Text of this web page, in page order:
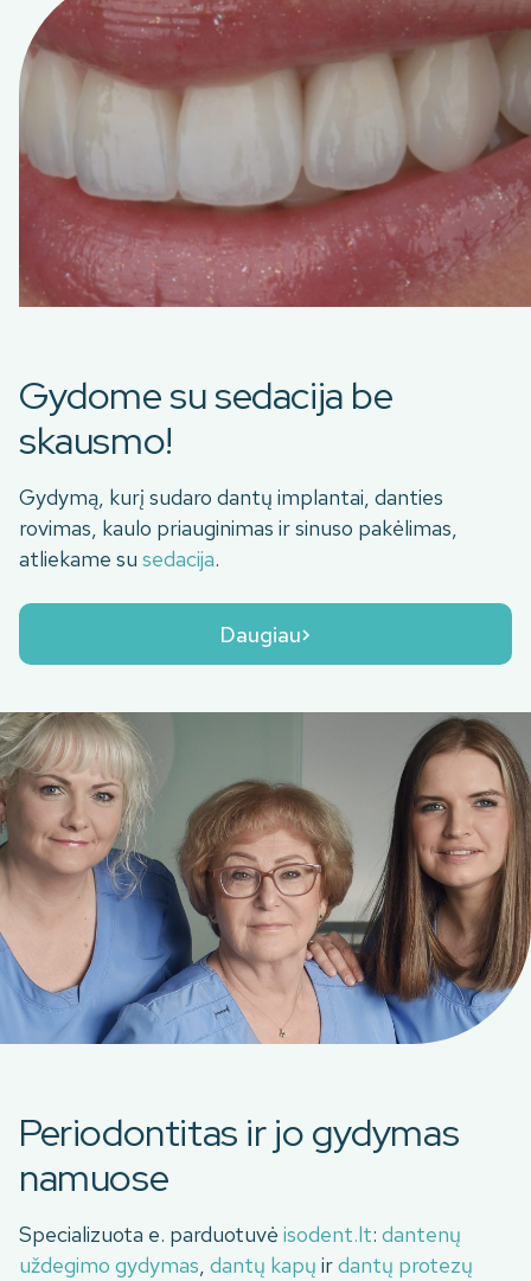
Gydome su sedacija be
skausmo!
Gydymą, kurį sudaro dantų implantai, danties
rovimas, kaulo priauginimas ir sinuso pakėlimas,
atliekame su sedacija.
Daugiau
Periodontitas ir jo gydymas
namuose
Specializuota e. parduotuvė isodent.lt: dantenų
uždegimo gydymas, dantų kapų irdantų protezų